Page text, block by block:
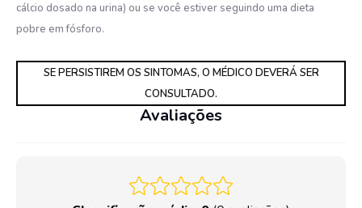
cálcio dosado na urina) ou se você estiver seguindo uma dieta
pobre em fósforo.
SE PERSISTIREM OS SINTOMAS, O MÉDICO DEVERÁ SER
CONSULTADO.
Avaliações